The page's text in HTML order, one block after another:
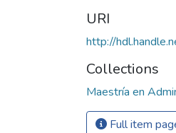
URI
http://
Collections
Maestría en
Full item